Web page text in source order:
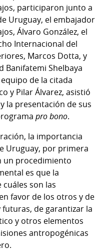
participaron junto a
Uruguay, el embajador
Álvaro González, el
Internacional del
Marcos Dotta, y
Banifatemi Shelbaya
de la citada
y Pilar Álvarez, asistió
la presentación de sus
pro bono.
la importancia
Uruguay, por primera
un procedimiento
es que la
son las
favor de los otros y de
de garantizar la
y otros elementos
antropogénicas